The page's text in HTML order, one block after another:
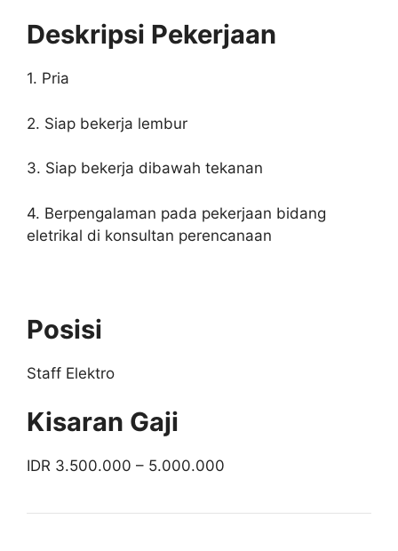
Deskripsi Pekerjaan
1. Pria
2. Siap bekerja lembur
3. Siap bekerja dibawah tekanan
4. Berpengalaman pada pekerjaan bidang
eletrikal di konsultan perencanaan
Posisi
Staff Elektro
Kisaran Gaji
IDR 3.500.000 – 5.000.000